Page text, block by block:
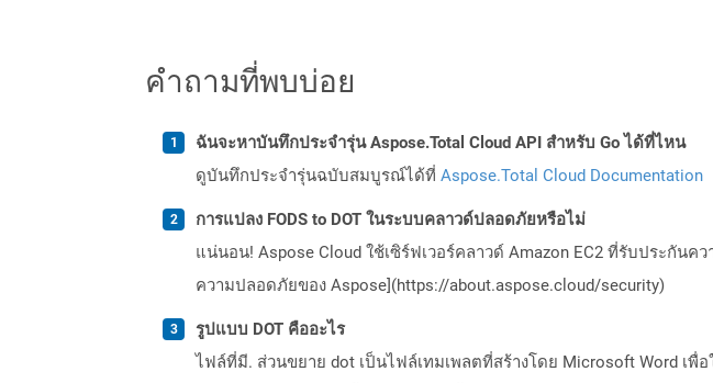
คำถามที่พบบ่อย
ฉันจะหาบันทึกประจำรุ่น Aspose.Total Cloud API สำหรับ Go ได้ที่ไหน
ดูบันทึกประจำรุ่นฉบับสมบูรณ์ได้ที่ Aspose.Total Cloud Documentation
การแปลง FODS to DOT ในระบบคลาวด์ปลอดภัยหรือไม่
แน่นอน! Aspose Cloud ใช้เซิร์ฟเวอร์คลาวด์ Amazon EC2 ที่รับประกั
ความปลอดภัยของ Aspose](https://about.aspose.cloud/security)
รูปแบบ DOT คืออะไร
ไฟล์ที่มี. ส่วนขยาย dot เป็นไฟล์เทมเพลตที่สร้างโดย Microsoft Word เพื่